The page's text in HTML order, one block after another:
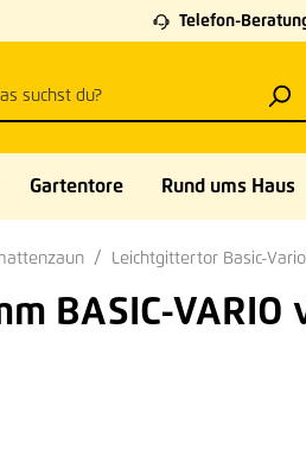
Telefon-
Gartentore Rund ums Haus
Leichtgittertor Basic-Vario
BASIC-